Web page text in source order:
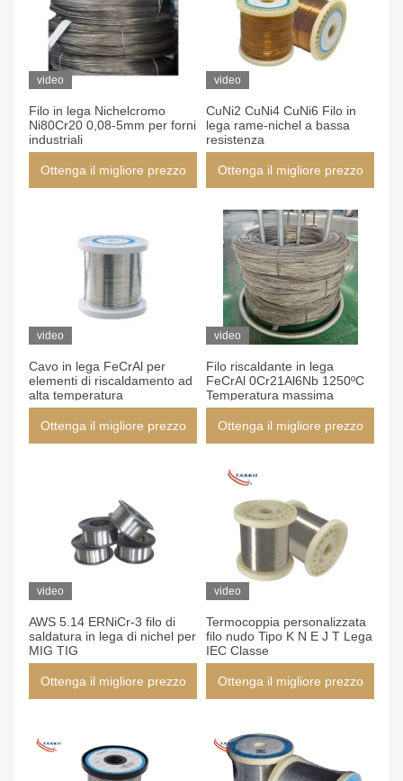
video
Filo in lega Nichelcromo
Ni80Cr20 0,08-5mm per forni
industriali
Ottenga il migliore prezzo
video
CuNi2 CuNi4 CuNi6 Filo in
lega rame-nichel a bassa
resistenza
Ottenga il migliore prezzo
video
Cavo in lega FeCrAl per
elementi di riscaldamento ad
alta temperatura
Ottenga il migliore prezzo
video
Filo riscaldante in lega
FeCrAl 0Cr21Al6Nb 1250ºC
Temperatura massima
Ottenga il migliore prezzo
video
AWS 5.14 ERNiCr-3 filo di
saldatura in lega di nichel per
MIG TIG
Ottenga il migliore prezzo
video
Termocoppia personalizzata
filo nudo Tipo K N E J T Lega
IEC Classe
Ottenga il migliore prezzo